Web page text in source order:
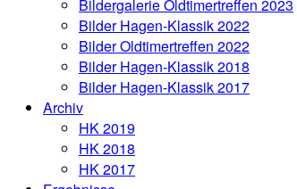
Bildergalerie Oldtimertreffen 2023
Bilder Hagen-Klassik 2022
Bilder Oldtimertreffen 2022
Bilder Hagen-Klassik 2018
Bilder Hagen-Klassik 2017
Archiv
HK 2019
HK 2018
HK 2017